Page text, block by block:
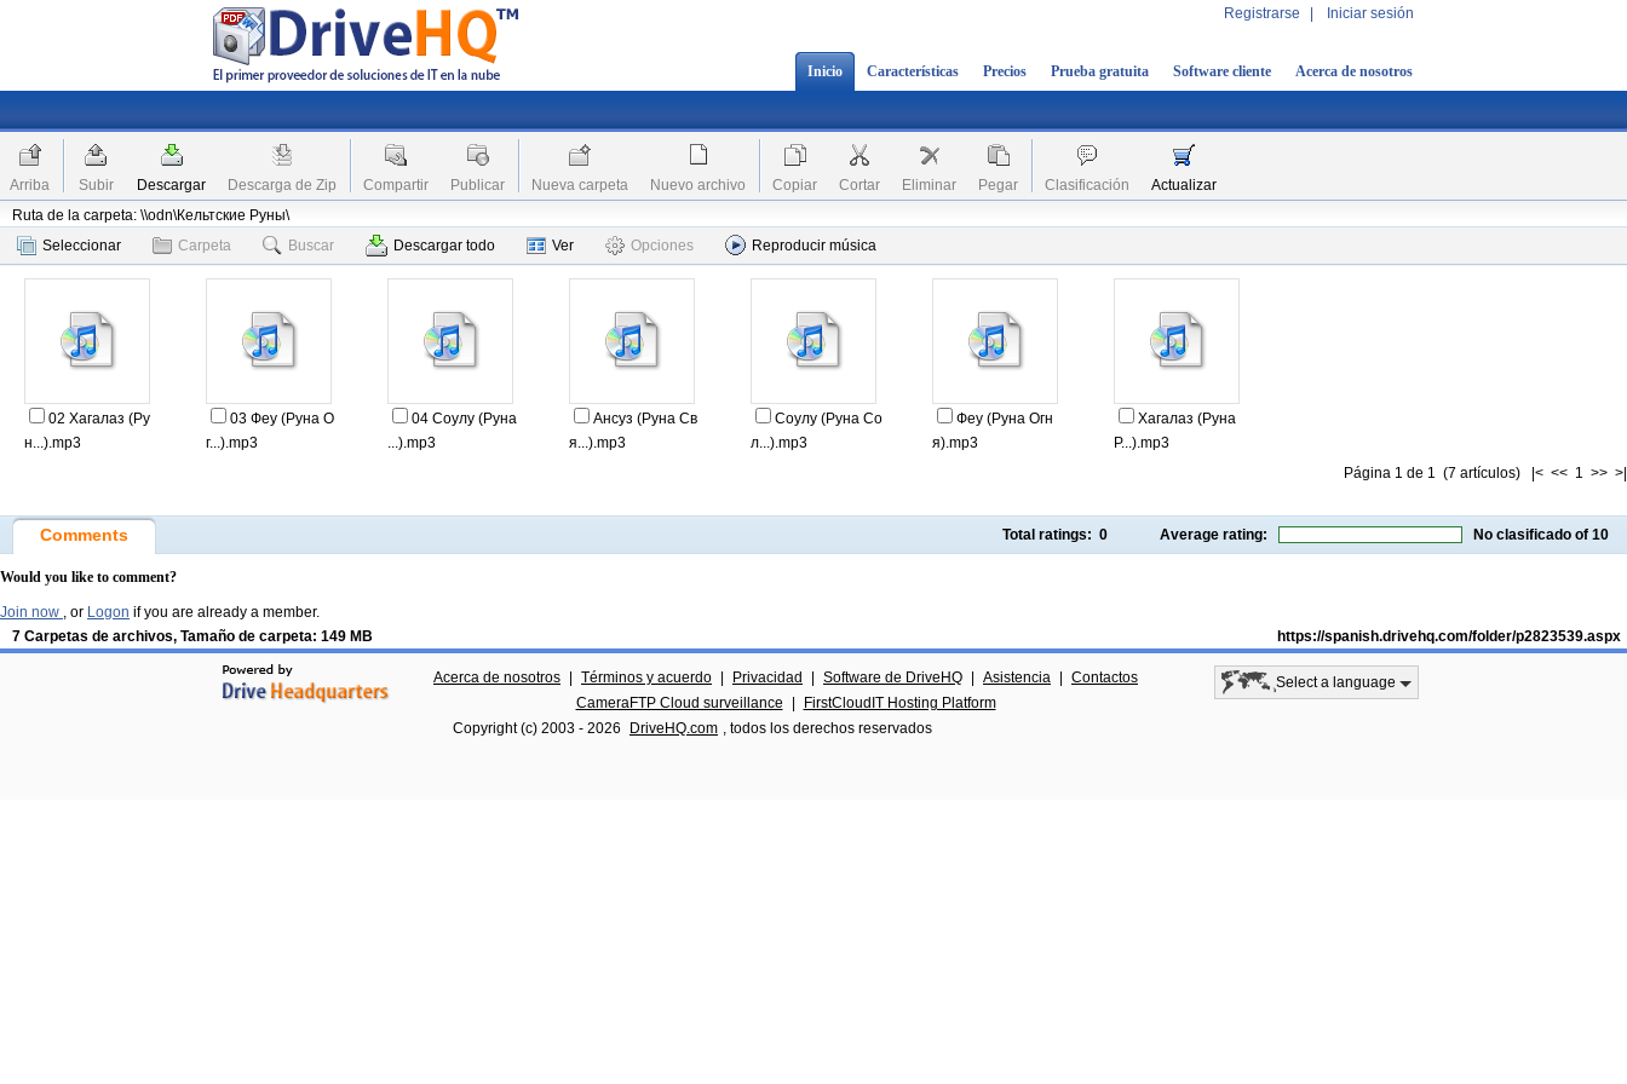
Registrarse Iniciar sesión
Inicio Características Precios Prueba gratuita Software cliente Acerca de nosotros
Arriba Subir Descargar Descarga de Zip Compartir Publicar Nueva carpeta Nuevo archivo Copiar Cortar Eliminar Pegar Clasificación
Actualizar
Ruta de la carpeta: \\odn\Кельтские Руны\
Seleccionar
Carpeta Buscar Descargar todo Ver Opciones Reproducir música
02 Хагалаз (Ру
н...).mp3
03 Феу (Руна О
г...).mp3
04 Соулу (Руна
...).mp3
Ансуз (Руна Св
я...).mp3
Соулу (Руна Со
л...).mp3
Феу (Руна Огн
я).mp3
Хагалаз (Руна
Р...).mp3
Página 1 de 1 (7 artículos) |< << 1 >> >|
Comments Total ratings: 0 Average rating: No clasificado of 10
Would you like to comment?
Join now , or Logon if you are already a member.
7 Carpetas de archivos, Tamaño de carpeta: 149 MB
https://spanish.drivehq.com/folder/p2823539.aspx
Acerca de nosotros Términos y acuerdo Privacidad Software de DriveHQ Asistencia
Contactos
CameraFTP Cloud surveillance
FirstCloudIT Hosting Platform
Copyright (c) 2003 - 2026 DriveHQ.com , todos los derechos reservados
Select a language